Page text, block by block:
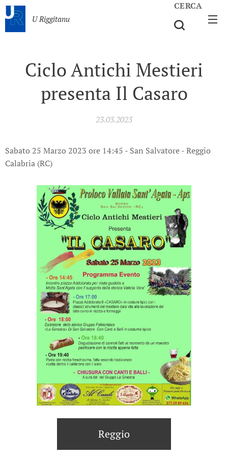
U Riggitanu
CERCA
Ciclo Antichi Mestieri
presenta Il Casaro
23.03.2023
Sabato 25 Marzo 2023 ore 14:45 - San Salvatore - Reggio
Calabria (RC)
Reggio